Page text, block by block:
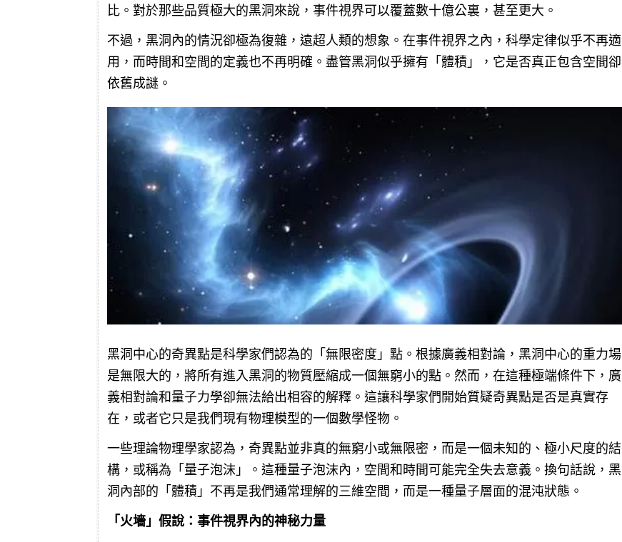
比。對於那些品質極大的黑洞來說，事件視界可以覆蓋數十億公裏，甚至更大。
不過，黑洞內的情況卻極為復雜，遠超人類的想象。在事件視界之內，科學定律似乎不再適
用，而時間和空間的定義也不再明確。盡管黑洞似乎擁有「體積」，它是否真正包含空間卻
依舊成謎。
黑洞中心的奇異點是科學家們認為的「無限密度」點。根據廣義相對論，黑洞中心的重力場
是無限大的，將所有進入黑洞的物質壓縮成一個無窮小的點。然而，在這種極端條件下，廣
義相對論和量子力學卻無法給出相容的解釋。這讓科學家們開始質疑奇異點是否是真實存
在，或者它只是我們現有物理模型的一個數學怪物。
一些理論物理學家認為，奇異點並非真的無窮小或無限密，而是一個未知的、極小尺度的結
構，或稱為「量子泡沫」。這種量子泡沫內，空間和時間可能完全失去意義。換句話說，黑
洞內部的「體積」不再是我們通常理解的三維空間，而是一種量子層面的混沌狀態。
「火墻」假說：事件視界內的神秘力量